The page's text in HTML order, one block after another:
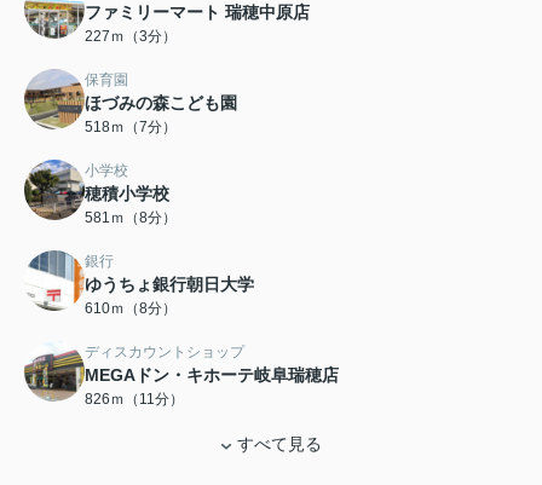
ファミリーマート 瑞穂中原店
227ｍ（3分）
保育園
ほづみの森こども園
518ｍ（7分）
小学校
穂積小学校
581ｍ（8分）
銀行
ゆうちょ銀行朝日大学
610ｍ（8分）
ディスカウントショップ
MEGAドン・キホーテ岐阜瑞穂店
826ｍ（11分）
すべて見る